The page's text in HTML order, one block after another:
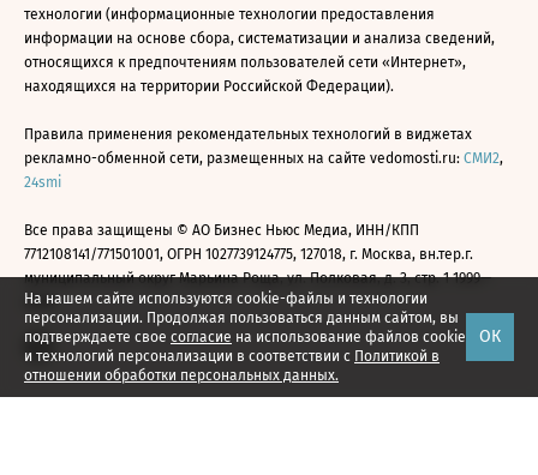
На нашем сайте используются cookie-файлы и технологии
персонализации. Продолжая пользоваться данным сайтом, вы
подтверждаете свое согласие на использование файлов cookie
и технологий персонализации в соответствии с Политикой в
отношении обработки персональных данных.
ОК
технологии (информационные технологии предоставления
информации на основе сбора, систематизации и анализа сведений,
относящихся к предпочтениям пользователей сети «Интернет»,
находящихся на территории Российской Федерации).
Правила применения рекомендательных технологий в виджетах
рекламно-обменной сети, размещенных на сайте vedomosti.ru: СМИ2,
24smi
Все права защищены © АО Бизнес Ньюс Медиа, ИНН/КПП
7712108141/771501001, ОГРН 1027739124775, 127018, г. Москва, вн.тер.г.
муниципальный округ Марьина Роща, ул. Полковая, д. 3, стр. 1 1999—
2026